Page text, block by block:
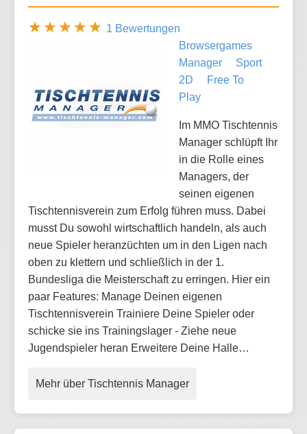
1 Bewertungen
Browsergames
Manager
Sport
2D
Free To
Play
Im MMO Tischtennis
Manager schlüpft Ihr
in die Rolle eines
Managers, der
seinen eigenen
Tischtennisverein zum Erfolg führen muss. Dabei
musst Du sowohl wirtschaftlich handeln, als auch
neue Spieler heranzüchten um in den Ligen nach
oben zu klettern und schließlich in der 1.
Bundesliga die Meisterschaft zu erringen. Hier ein
paar Features: Manage Deinen eigenen
Tischtennisverein Trainiere Deine Spieler oder
schicke sie ins Trainingslager - Ziehe neue
Jugendspieler heran Erweitere Deine Halle…
Mehr über Tischtennis Manager